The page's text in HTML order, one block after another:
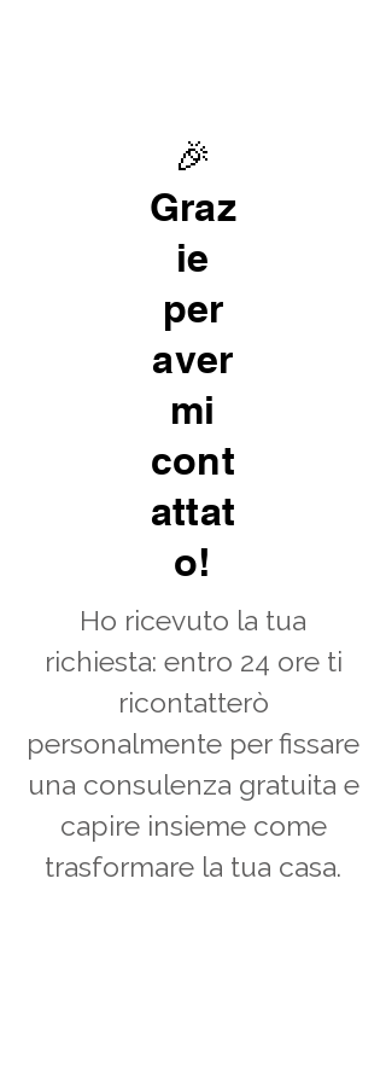
🎉
Graz
ie
per
aver
mi
cont
attat
o!
Ho ricevuto la tua
richiesta: entro 24 ore ti
ricontatterò
personalmente per fissare
una consulenza gratuita e
capire insieme come
trasformare la tua casa.